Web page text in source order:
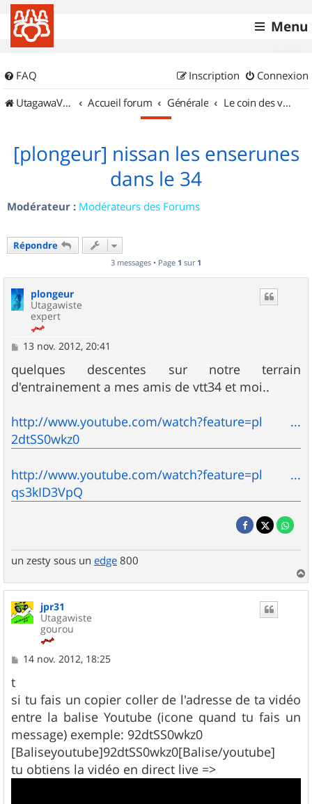
Menu
FAQ Connexion
Inscription
UtagawaVTT (Randos VTT et VTTAE avec traces GPS)
Accueil forum Générale Le coin des vidéastes
[plongeur] nissan les enserunes
dans le 34
Modérateur : Modérateurs des Forums
Répondre
3 messages • Page 1 sur 1
plongeur
Utagawiste
expert
M
s
s
a
13 nov. 2012, 20:41
quelques descentes sur notre terrain
d'entrainement a mes amis de vtt34 et moi..
http://www.youtube.com/watch?feature=pl ...
2dtSS0wkz0
http://www.youtube.com/watch?feature=pl ...
qs3kID3VpQ
un zesty sous un edge 800
a
u
jpr31
Utagawiste
gourou
M
a
g
e
14 nov. 2012, 18:25
t
si tu fais un copier coller de l'adresse de ta vidéo
entre la balise Youtube (icone quand tu fais un
message) exemple: 92dtSS0wkz0
[Baliseyoutube]92dtSS0wkz0[Balise/youtube]
tu obtiens la vidéo en direct live =>